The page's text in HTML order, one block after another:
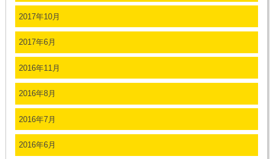
2017年10月
2017年6月
2016年11月
2016年8月
2016年7月
2016年6月